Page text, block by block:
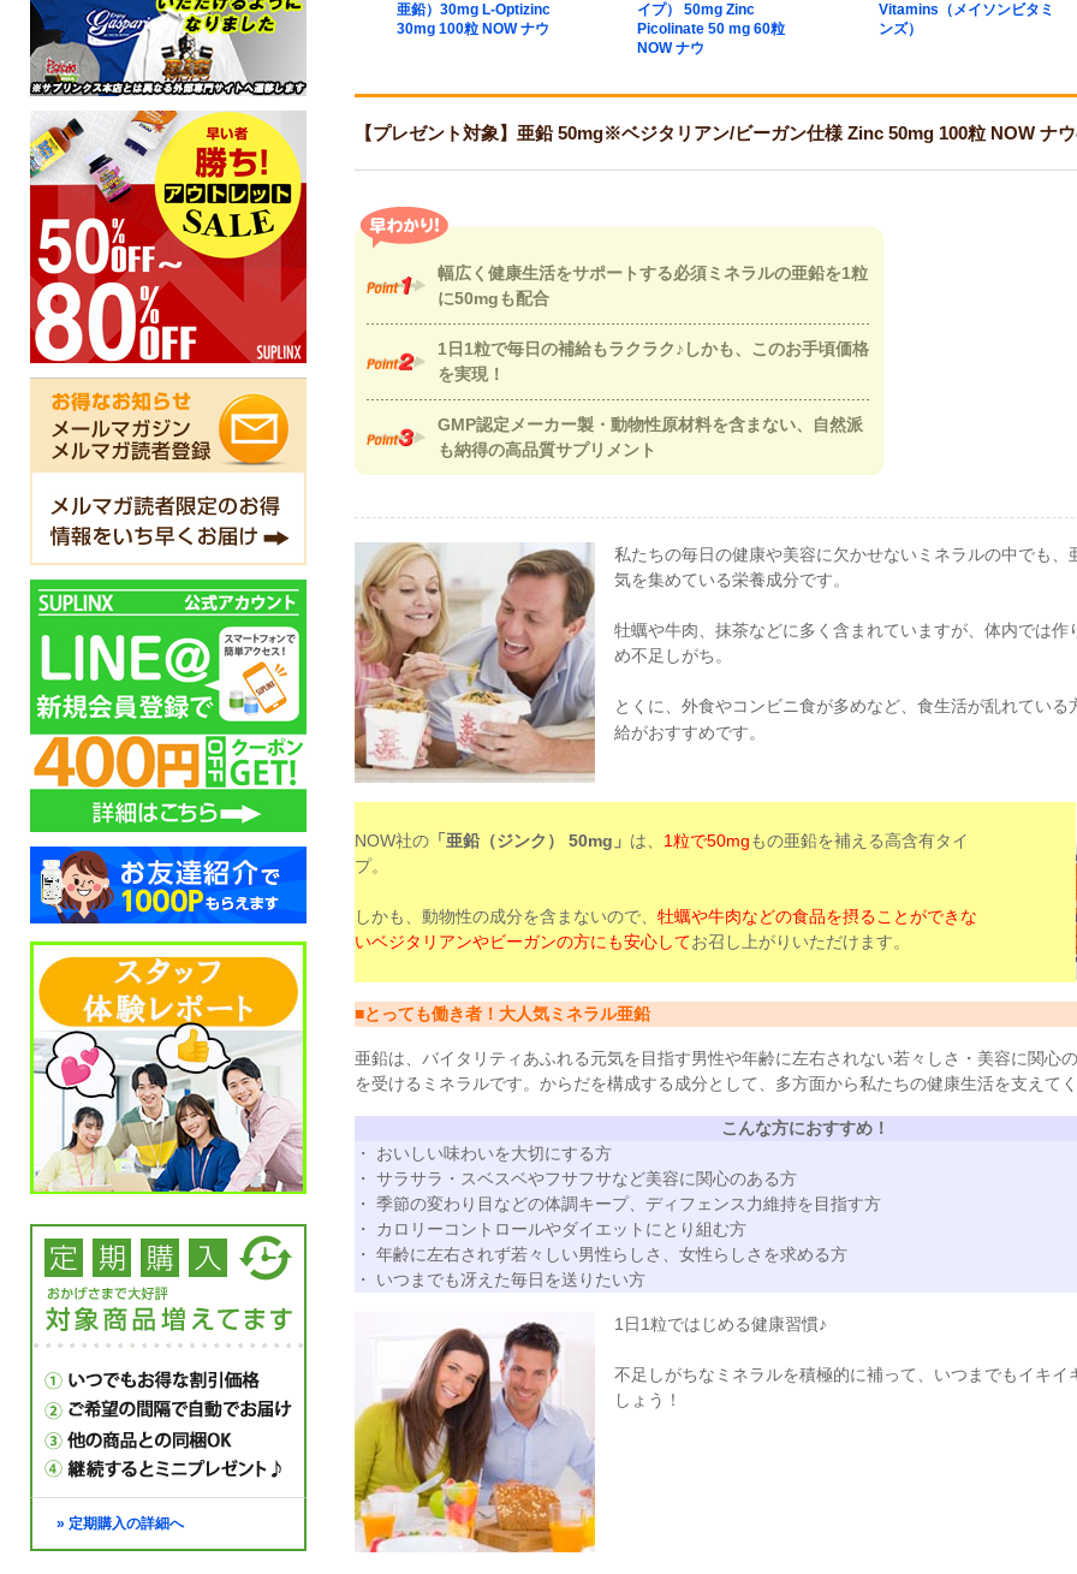
） 180粒
500mg
Glycinate 30mg 120粒
NOW ナウ
亜鉛）30mg L-Optizinc
30mg 100粒 NOW ナウ
イプ） 50mg Zinc
Picolinate 50 mg 60粒
NOW ナウ
Vitamins（メイソンビタミ
ンズ）
【プレゼント対象】亜鉛 50mg※ベジタリアン/ビーガン仕様 Zinc 50mg 100粒 NOW ナ
幅広く健康生活をサポートする必須ミネラルの亜鉛を1粒
に50mgも配合
1日1粒で毎日の補給もラクラク♪しかも、このお手頃価格
を実現！
GMP認定メーカー製・動物性原材料を含まない、自然派
も納得の高品質サプリメント
私たちの毎日の健康や美容に欠かせないミネラルの中でも、
気を集めている栄養成分です。
牡蠣や牛肉、抹茶などに多く含まれていますが、体内では作
め不足しがち。
とくに、外食やコンビニ食が多めなど、食生活が乱れている
給がおすすめです。
NOW社の 「亜鉛（ジンク） 50mg」 は、 1粒で50mgもの亜鉛を補える高含有タイ
プ。
しかも、動物性の成分を含まないので、 牡蠣や牛肉などの食品を摂ることができな
いベジタリアンやビーガンの方にも安心してお召し上がりいただけます。
■とっても働き者！大人気ミネラル亜鉛
亜鉛は、バイタリティあふれる元気を目指す男性や年齢に左右されない若々しさ・美容に関心
を受けるミネラルです。からだを構成する成分として、多方面から私たちの健康生活を支えてく
こんな方におすすめ！
・ おいしい味わいを大切にする方
・ サラサラ・スベスベやフサフサなど美容に関心のある方
・ 季節の変わり目などの体調キープ、ディフェンス力維持を目指す方
・ カロリーコントロールやダイエットにとり組む方
・ 年齢に左右されず若々しい男性らしさ、女性らしさを求める方
・ いつまでも冴えた毎日を送りたい方
1日1粒ではじめる健康習慣♪
不足しがちなミネラルを積極的に補って、いつまでもイキイ
しょう！
» 定期購入の詳細へ